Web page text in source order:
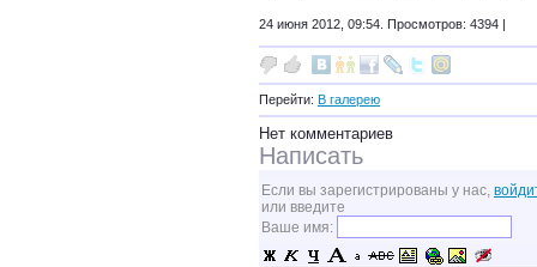
24 июня 2012, 09:54. Просмотров: 4394 |
Перейти: В галерею
Нет комментариев
Написать
Если вы зарегистрированы у нас,
или введите
Ваше имя: